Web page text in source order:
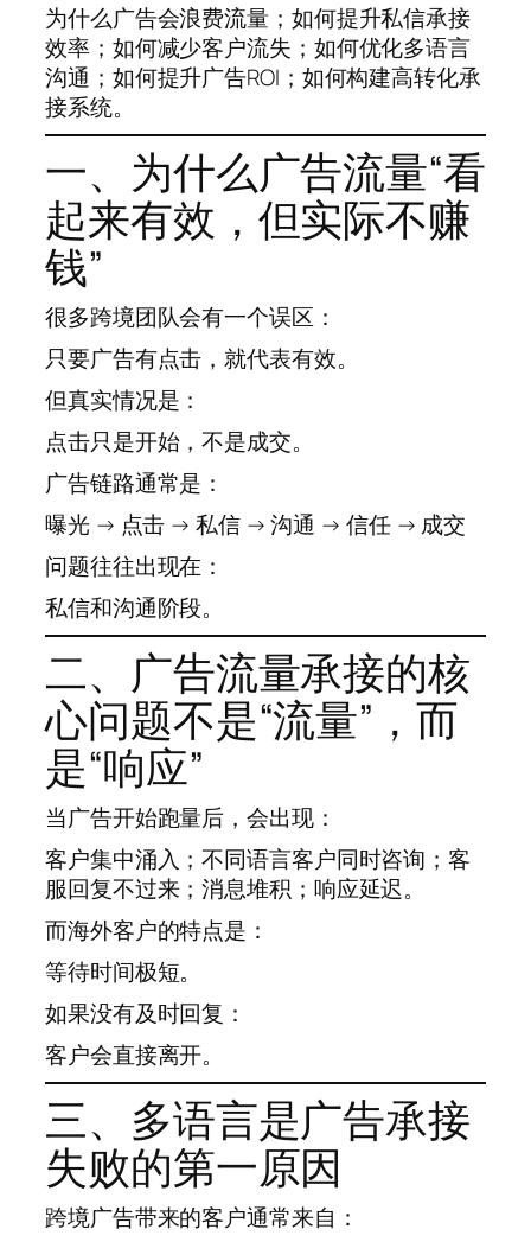
为什么广告会浪费流量；如何提升私信承接
效率；如何减少客户流失；如何优化多语言
沟通；如何提升广告ROI；如何构建高转化承
接系统。
一、为什么广告流量“看
起来有效，但实际不赚
钱”
很多跨境团队会有一个误区：
只要广告有点击，就代表有效。
但真实情况是：
点击只是开始，不是成交。
广告链路通常是：
曝光 → 点击 → 私信 → 沟通 → 信任 → 成交
问题往往出现在：
私信和沟通阶段。
二、广告流量承接的核
心问题不是“流量”，而
是“响应”
当广告开始跑量后，会出现：
客户集中涌入；不同语言客户同时咨询；客
服回复不过来；消息堆积；响应延迟。
而海外客户的特点是：
等待时间极短。
如果没有及时回复：
客户会直接离开。
三、多语言是广告承接
失败的第一原因
跨境广告带来的客户通常来自：